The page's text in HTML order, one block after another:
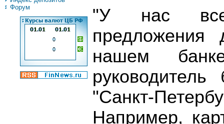
Форум
"У нас
предложения
нашем
"Санкт-
Например,